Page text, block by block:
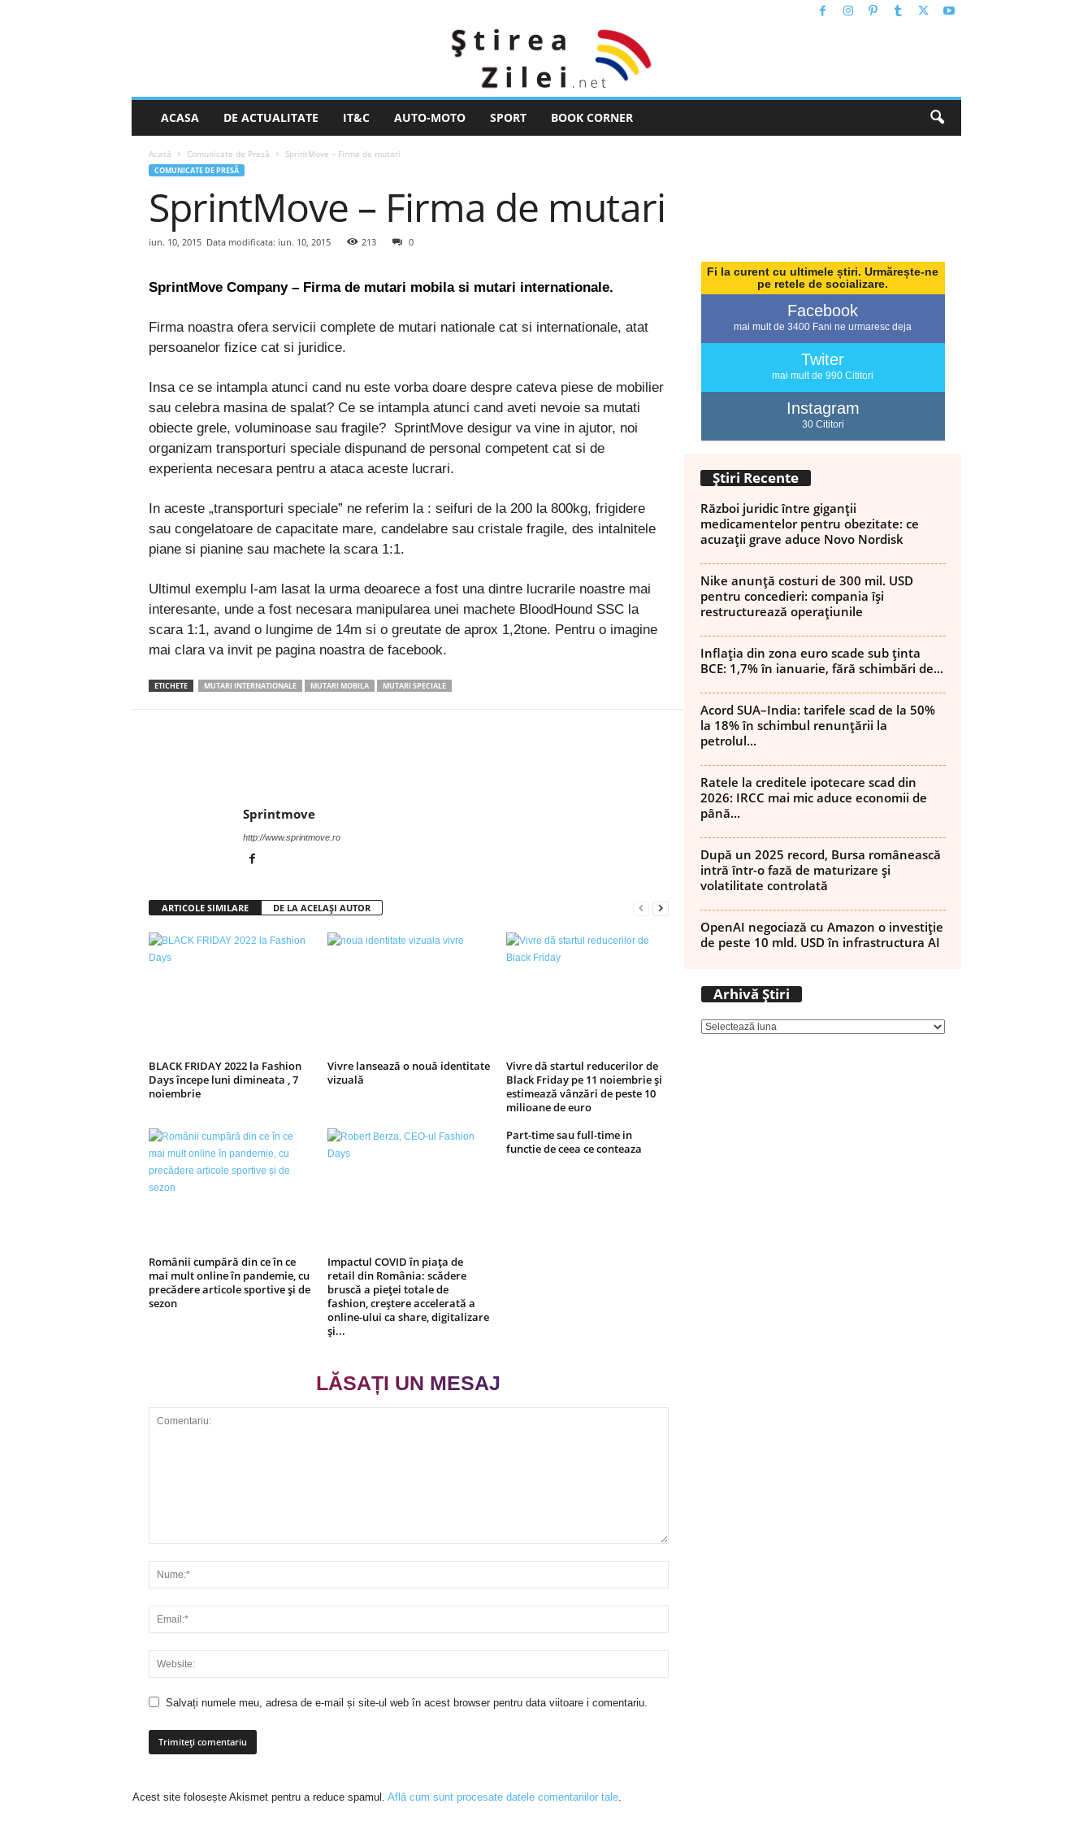
i
ACASA DE ACTUALITATE IT&C AUTO-MOTO SPORT BOOK CORNER
Acasă Comunicate de Presă SprintMove – Firma de mutari
COMUNICATE DE PRESĂ
SprintMove – Firma de mutari
iun. 10, 2015 Data modificata: iun. 10, 2015 213 0
SprintMove Company – Firma de mutari mobila si mutari internationale.
Firma noastra ofera servicii complete de mutari nationale cat si internationale, atat
persoanelor fizice cat si juridice.
Insa ce se intampla atunci cand nu este vorba doare despre cateva piese de mobilier
sau celebra masina de spalat? Ce se intampla atunci cand aveti nevoie sa mutati
obiecte grele, voluminoase sau fragile? SprintMove desigur va vine in ajutor, noi
organizam transporturi speciale dispunand de personal competent cat si de
experienta necesara pentru a ataca aceste lucrari.
In aceste „transporturi speciale” ne referim la : seifuri de la 200 la 800kg, frigidere
sau congelatoare de capacitate mare, candelabre sau cristale fragile, des intalnitele
piane si pianine sau machete la scara 1:1.
Ultimul exemplu l-am lasat la urma deoarece a fost una dintre lucrarile noastre mai
interesante, unde a fost necesara manipularea unei machete BloodHound SSC la
scara 1:1, avand o lungime de 14m si o greutate de aprox 1,2tone. Pentru o imagine
mai clara va invit pe pagina noastra de facebook.
ETICHETE MUTARI INTERNATIONALE MUTARI MOBILA MUTARI SPECIALE
Sprintmove
http://www.sprintmove.ro
ARTICOLE SIMILARE DE LA ACELAȘI AUTOR
BLACK FRIDAY 2022 la Fashion
Days începe luni dimineata , 7
noiembrie
Vivre lansează o nouă identitate
vizuală
Vivre dă startul reducerilor de
Black Friday pe 11 noiembrie și
estimează vânzări de peste 10
milioane de euro
Românii cumpără din ce în ce
mai mult online în pandemie, cu
precădere articole sportive și de
sezon
Impactul COVID în piața de
retail din România: scădere
bruscă a pieței totale de
fashion, creștere accelerată a
online-ului ca share, digitalizare
și...
Part-time sau full-time in
functie de ceea ce conteaza
LĂSAȚI UN MESAJ
Salvați numele meu, adresa de e-mail și site-ul web în acest browser pentru data viitoare i comentariu.
Acest site folosește Akismet pentru a reduce spamul. Află cum sunt procesate datele comentariilor tale.
Fi la curent cu ultimele știri. Urmărește-ne
pe retele de socializare.
Facebook
mai mult de 3400 Fani ne urmaresc deja
Twiter
mai mult de 990 Cititori
Instagram
30 Cititori
Știri Recente
Război juridic între giganții
medicamentelor pentru obezitate: ce
acuzații grave aduce Novo Nordisk
Nike anunță costuri de 300 mil. USD
pentru concedieri: compania își
restructurează operațiunile
Inflația din zona euro scade sub ținta
BCE: 1,7% în ianuarie, fără schimbări de...
Acord SUA–India: tarifele scad de la 50%
la 18% în schimbul renunțării la
petrolul...
Ratele la creditele ipotecare scad din
2026: IRCC mai mic aduce economii de
până...
După un 2025 record, Bursa românească
intră într-o fază de maturizare și
volatilitate controlată
OpenAI negociază cu Amazon o investiție
de peste 10 mld. USD în infrastructura AI
Arhivă Știri